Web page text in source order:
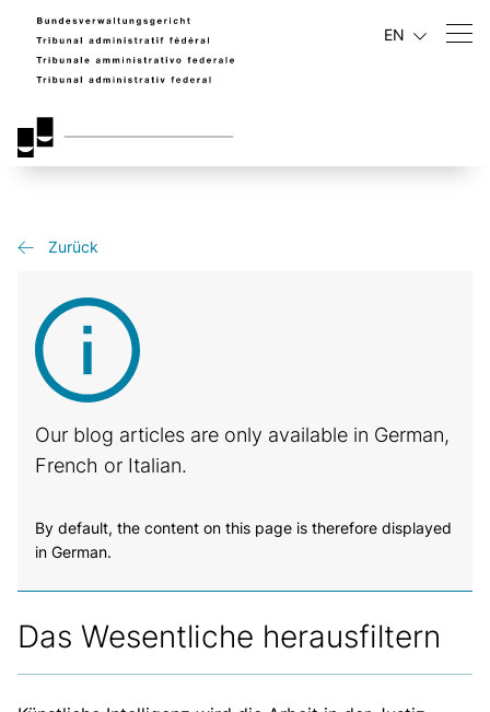
EN
Zurück
Our blog articles are only available in German,
French or Italian.
By default, the content on this page is therefore displayed
in German.
Das Wesentliche herausfiltern